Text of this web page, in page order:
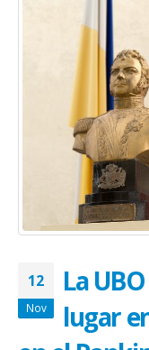
12
Nov
La
lugar